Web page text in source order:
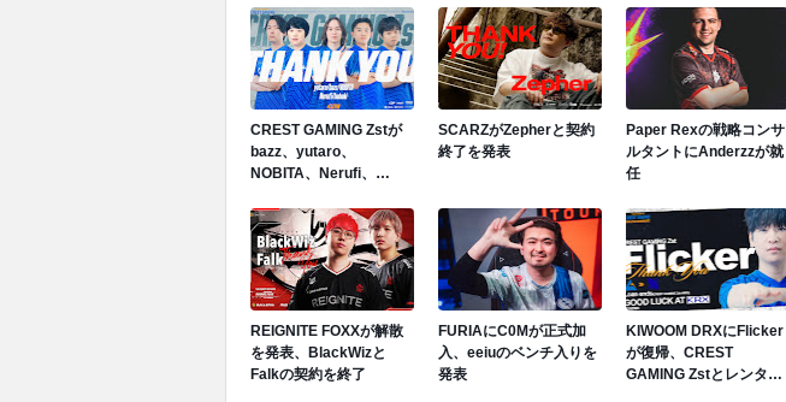
CREST GAMING Zstが
bazz、yutaro、
NOBITA、Nerufi、
SCARZがZepherと契約
終了を発表
Paper Rexの戦略コンサ
ルタントにAnderzzが就
任
REIGNITE FOXXが解散
を発表、BlackWizと
Falkの契約を終了
FURIAにC0Mが正式加
入、eeiuのベンチ入りを
発表
KIWOOM DRXにFlicker
が復帰、CREST
GAMING Zstとレンタル